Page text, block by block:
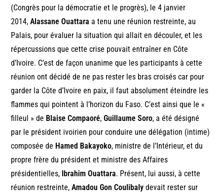
(Congrès pour la démocratie et le progrès), le 4 janvier
2014,Alassane Ouattara a tenu une réunion restreinte, au
Palais, pour évaluer la situation qui allait en découler, et les
répercussions que cette crise pouvait entraîner en Côte
d’Ivoire. C’est de façon unanime que les participants à cette
réunion ont décidé de ne pas rester les bras croisés car pour
garder la Côte d’Ivoire en paix, il faut absolument éteindre les
flammes qui pointent à l’horizon du Faso. C’est ainsi que le «
filleul » de Blaise Compaoré,Guillaume Soro, a été désigné
par le président ivoirien pour conduire une délégation (intime)
composée de Hamed Bakayoko, ministre de l’Intérieur, et du
propre frère du président et ministre des Affaires
présidentielles, Ibrahim Ouattara. Présent, lui aussi, à cette
réunion restreinte,Amadou Gon Coulibalydevait rester sur